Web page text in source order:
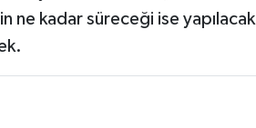
ne kadar süreceği ise yapılacak